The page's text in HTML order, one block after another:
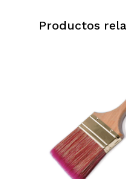
No hay
Productos